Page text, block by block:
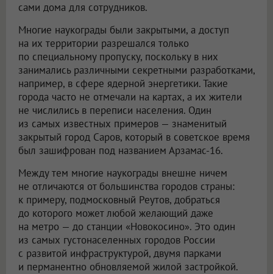
сами дома для сотрудников.
Многие наукограды были закрытыми, а доступ
на их территории разрешался только
по специальному пропуску, поскольку в них
занимались различными секретными разработками,
например, в сфере ядерной энергетики. Такие
города часто не отмечали на картах, а их жители
не числились в переписи населения. Один
из самых известных примеров — знаменитый
закрытый город Саров, который в советское время
был зашифрован под названием Арзамас-16.
Между тем многие наукограды внешне ничем
не отличаются от большинства городов страны:
к примеру, подмосковный Реутов, добраться
до которого может любой желающий даже
на метро — до станции «Новокосино». Это один
из самых густонаселенных городов России
с развитой инфраструктурой, двумя парками
и перманентно обновляемой жилой застройкой.